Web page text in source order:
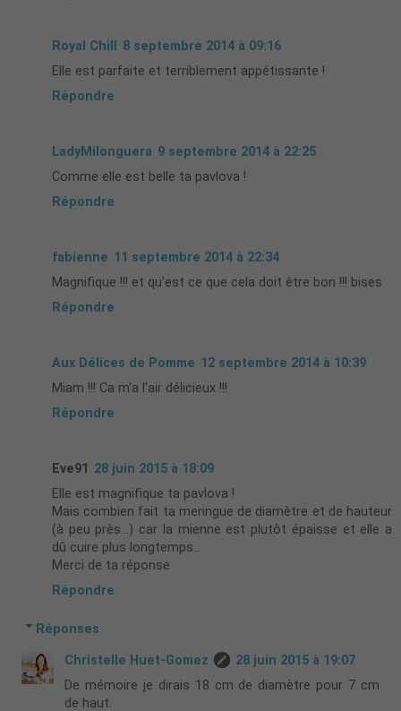
Royal Chill
8 septembre 2014 à 09:16
Elle est parfaite et terriblement appétissante !
Répondre
LadyMilonguera 9 septembre 2014 à 22:25
Comme elle est belle ta pavlova !
Répondre
fabienne 11 septembre 2014 à 22:34
Magnifique !!! et qu'est ce que cela doit être bon !!! bises
Répondre
Aux Délices de Pomme 12 septembre 2014 à 10:39
Miam !!! Ca m'a l'air délicieux !!!
Répondre
Eve91 28 juin 2015 à 18:09
Elle est magnifique ta pavlova !
Mais combien fait ta meringue de diamètre et de hauteur
(à peu près...) car la mienne est plutôt épaisse et elle a
dû cuire plus longtemps...
Merci de ta réponse
Répondre
Réponses
Christelle Huet-Gomez
28 juin 2015 à 19:07
De mémoire je dirais 18 cm de diamètre pour 7 cm
de haut.